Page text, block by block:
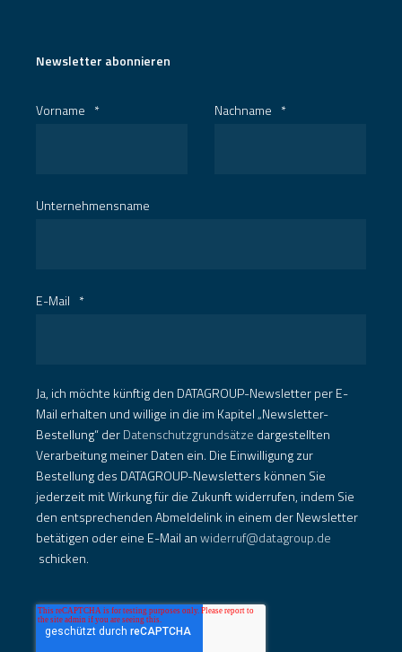
Newsletter abonnieren
Vorname * Nachname *
Unternehmensname
E-Mail *
Ja, ich möchte künftig den DATAGROUP-Newsletter per E-
Mail erhalten und willige in die im Kapitel „Newsletter-
Bestellung“ derDatenschutzgrundsätze dargestellten
Verarbeitung meiner Daten ein. Die Einwilligung zur
Bestellung des DATAGROUP-Newsletters können Sie
jederzeit mit Wirkung für die Zukunft widerrufen, indem Sie
den entsprechenden Abmeldelink in einem der Newsletter
betätigen oder eine E-Mail anwiderruf@datagroup.de
schicken.